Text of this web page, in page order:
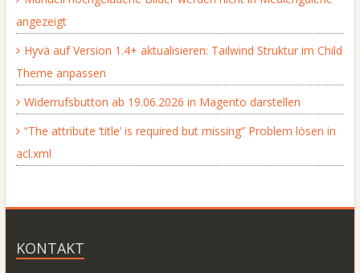
angezeigt
Hyvä auf Version 1.4+ aktualisieren: Tailwind Struktur im Child
Theme anpassen
Widerrufsbutton ab 19.06.2026 in Magento darstellen
“The attribute ‘title’ is required but missing” Problem lösen in
acl.xml
KONTAKT